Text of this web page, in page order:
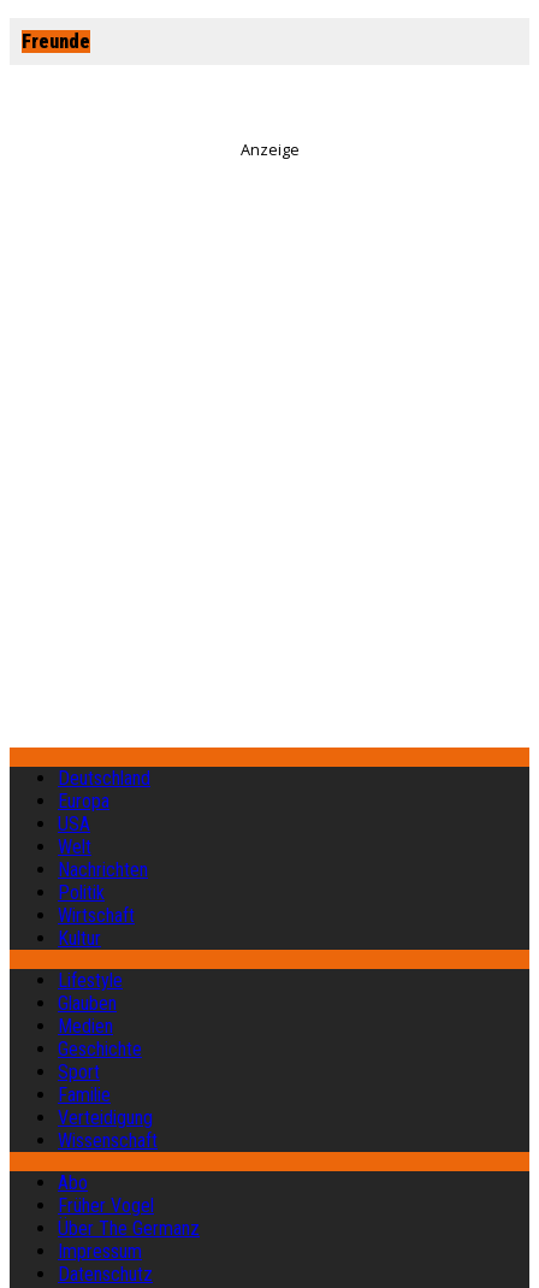
Freunde
Anzeige
Deutschland
Europa
USA
Welt
Nachrichten
Politik
Wirtschaft
Kultur
Lifestyle
Glauben
Medien
Geschichte
Sport
Familie
Verteidigung
Wissenschaft
Abo
Früher Vogel
Über The Germanz
Impressum
Datenschutz